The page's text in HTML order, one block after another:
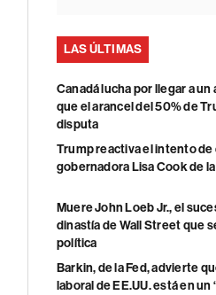
LAS ÚLTIMAS
Canadá lucha por llegar a
que el arancel del 50% de
disputa
Trump reactiva el intento de
gobernadora Lisa Cook de
Muere John Loeb Jr., el
dinastía de Wall Street que
política
Barkin, de la Fed, advierte
laboral de EE.UU. está en